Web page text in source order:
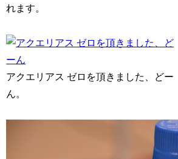
れます。
アクエリアス ゼロを頂きました、どー
ん。